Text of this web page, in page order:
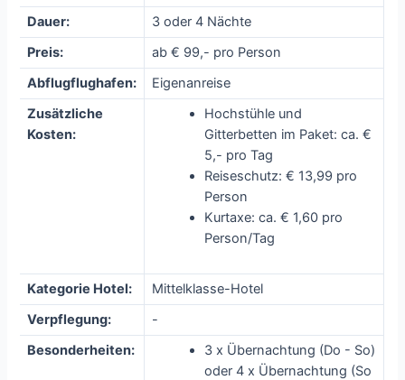
Dauer:
3 oder 4 Nächte
Preis:
ab € 99,- pro Person
Abflugflughafen:
Eigenanreise
Zusätzliche
Kosten:
Hochstühle und
Gitterbetten im Paket: ca. €
5,- pro Tag
Reiseschutz: € 13,99 pro
Person
Kurtaxe: ca. € 1,60 pro
Person/Tag
Kategorie Hotel:
Mittelklasse-Hotel
Verpflegung:
-
Besonderheiten:
3 x Übernachtung (Do - So)
oder 4 x Übernachtung (So